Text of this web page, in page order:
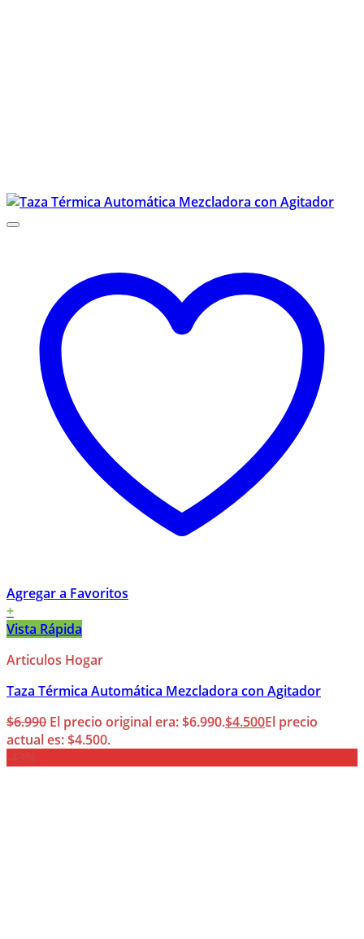
Agregar a Favoritos
+
Vista Rápida
Articulos Hogar
Taza Térmica Automática Mezcladora con Agitador
$6.990 El precio original era: $6.990.$4.500El precio
actual es: $4.500.